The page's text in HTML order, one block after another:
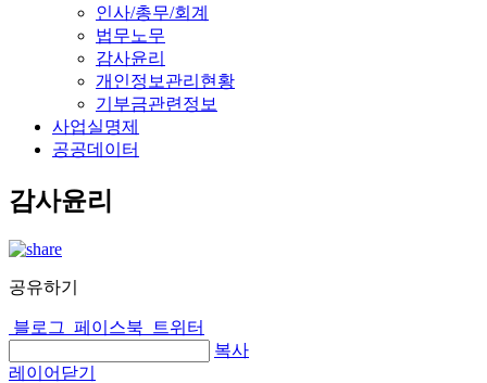
인사/총무/회계
법무노무
감사윤리
개인정보관리현황
기부금관련정보
사업실명제
공공데이터
감사윤리
공유하기
블로그 페이스북
트위터
복사
레이어닫기